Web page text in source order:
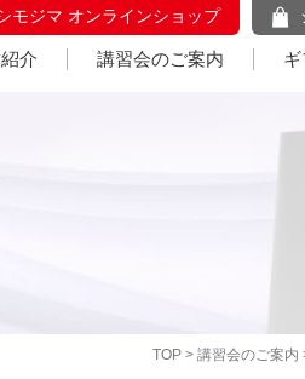
モジマ オンラインショップ
介 講習会のご案内
TOP > 講習会のご案内